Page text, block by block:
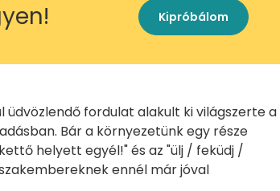
Kipróbálom
fordulat alakult ki világszerte a
Bár a környezetünk egy része
helyett egyél!" és az "ülj / feküdj /
ennél már jóval